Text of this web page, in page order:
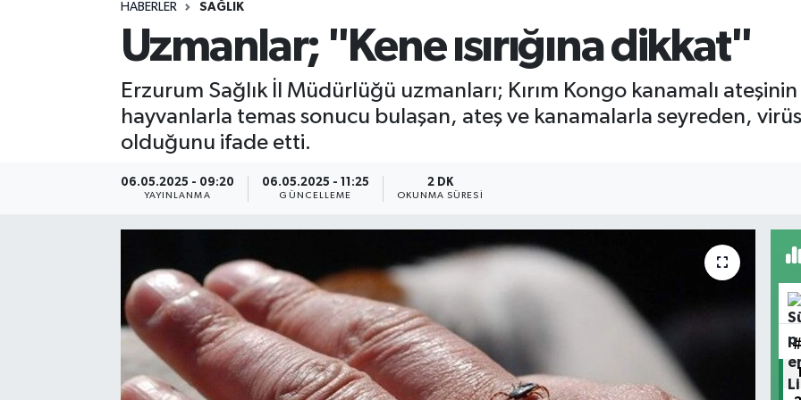
HABERLER SAĞLIK
Uzmanlar; "Kene ısırığına dikkat"
Erzurum Sağlık İl Müdürlüğü uzmanları; Kırım Kongo kanamalı
hayvanlarla temas sonucu bulaşan, ateş ve kanamalarla seyreden,
olduğunu ifade etti.
06.05.2025 - 09:20
YAYINLANMA
06.05.2025 - 11:25
GÜNCELLEME
2 DK
OKUNMA SÜRESI
#
1
ÖZEL HABER